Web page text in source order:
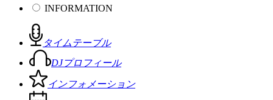
INFORMATION
タイムテーブル
DJプロフィール
インフォメーション